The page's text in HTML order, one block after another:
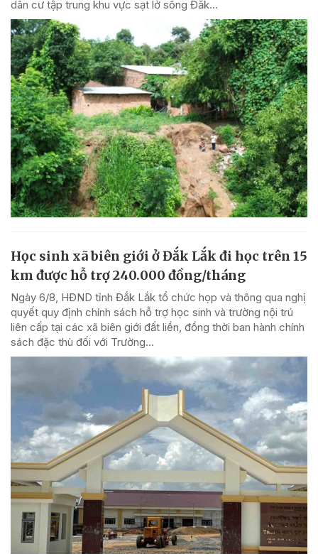
dân cư tập trung khu vực sạt lở sông Đăk...
Học sinh xã biên giới ở Đắk Lắk đi học trên 15
km được hỗ trợ 240.000 đồng/tháng
Ngày 6/8, HĐND tỉnh Đắk Lắk tổ chức họp và thông qua nghị
quyết quy định chính sách hỗ trợ học sinh và trường nội trú
liên cấp tại các xã biên giới đất liền, đồng thời ban hành chính
sách đặc thù đối với Trường...